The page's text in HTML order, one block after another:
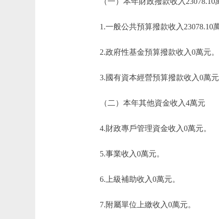
1.一般公共預算撥款收入23078.10萬
2.政府性基金預算撥款收入0萬元。
3.國有資本經營預算撥款收入0萬元
（二）本年其他資金收入4萬元
4.財政專戶管理資金收入0萬元。
5.事業收入0萬元。
6.上級補助收入0萬元。
7.附屬單位上繳收入0萬元。